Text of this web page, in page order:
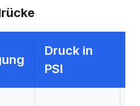
Druck in
PSI